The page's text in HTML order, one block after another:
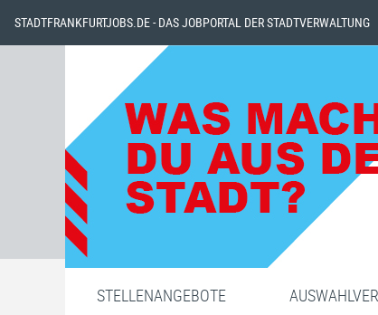
STADTFRANKFURTJOBS.DE - DAS JOBPORTAL DER STADTVERWALTUNG
STELLENANGEBOTE